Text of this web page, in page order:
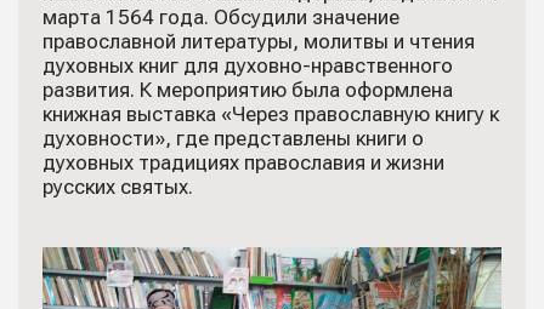
марта 1564 года. Обсудили значение
православной литературы, молитвы и чтения
духовных книг для духовно-нравственного
развития. К мероприятию была оформлена
книжная выставка «Через православную книгу к
духовности», где представлены книги о
духовных традициях православия и жизни
русских святых.